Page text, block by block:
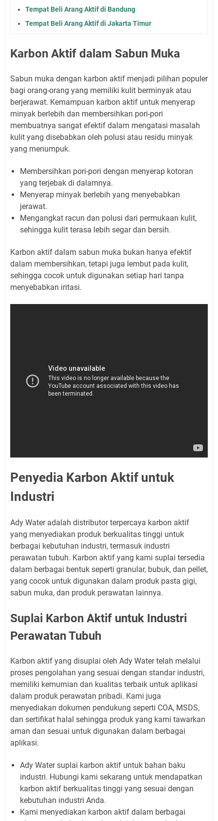
Tempat Beli Arang Aktif di Bandung
Tempat Beli Arang Aktif di Jakarta Timur
Karbon Aktif dalam Sabun Muka
Sabun muka dengan karbon aktif menjadi pilihan populer
bagi orang-orang yang memiliki kulit berminyak atau
berjerawat. Kemampuan karbon aktif untuk menyerap
minyak berlebih dan membersihkan pori-pori
membuatnya sangat efektif dalam mengatasi masalah
kulit yang disebabkan oleh polusi atau residu minyak
yang menumpuk.
Membersihkan pori-pori dengan menyerap kotoran
yang terjebak di dalamnya.
Menyerap minyak berlebih yang menyebabkan
jerawat.
Mengangkat racun dan polusi dari permukaan kulit,
sehingga kulit terasa lebih segar dan bersih.
Karbon aktif dalam sabun muka bukan hanya efektif
dalam membersihkan, tetapi juga lembut pada kulit,
sehingga cocok untuk digunakan setiap hari tanpa
menyebabkan iritasi.
Penyedia Karbon Aktif untuk
Industri
Ady Water adalah distributor terpercaya karbon aktif
yang menyediakan produk berkualitas tinggi untuk
berbagai kebutuhan industri, termasuk industri
perawatan tubuh. Karbon aktif yang kami suplai tersedia
dalam berbagai bentuk seperti granular, bubuk, dan pellet,
yang cocok untuk digunakan dalam produk pasta gigi,
sabun muka, dan produk perawatan lainnya.
Suplai Karbon Aktif untuk Industri
Perawatan Tubuh
Karbon aktif yang disuplai oleh Ady Water telah melalui
proses pengolahan yang sesuai dengan standar industri,
memiliki kemurnian dan kualitas terbaik untuk aplikasi
dalam produk perawatan pribadi. Kami juga
menyediakan dokumen pendukung seperti COA, MSDS,
dan sertifikat halal sehingga produk yang kami tawarkan
aman dan sesuai untuk digunakan dalam berbagai
aplikasi.
Ady Water suplai karbon aktif untuk bahan baku
industri. Hubungi kami sekarang untuk mendapatkan
karbon aktif berkualitas tinggi yang sesuai dengan
kebutuhan industri Anda.
Kami menyediakan karbon aktif dalam berbagai